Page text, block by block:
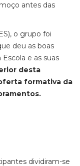
antes das
o grupo foi
deu as boas
e as suas
desta
formativa da
dividiram-se